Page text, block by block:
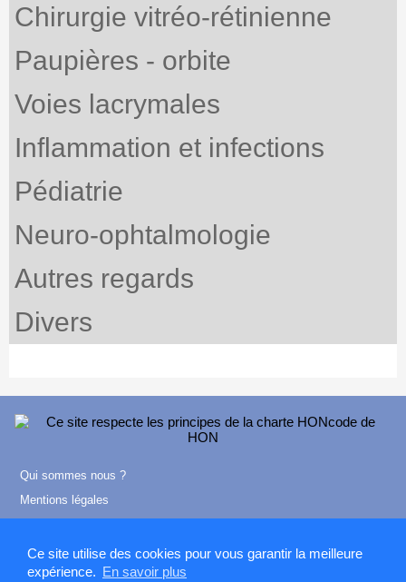
Ce site utilise des cookies pour vous garantir la meilleure
expérience. En savoir plus
Chirurgie vitréo-rétinienne
Paupières - orbite
Voies lacrymales
Inflammation et infections
Pédiatrie
Neuro-ophtalmologie
Autres regards
Divers
Qui sommes nous ?
Mentions légales